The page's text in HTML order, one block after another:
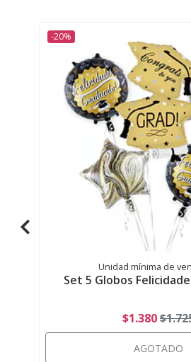
-20%
Unidad mínima de
Set 5 Globos
$1.380
AGOTADO